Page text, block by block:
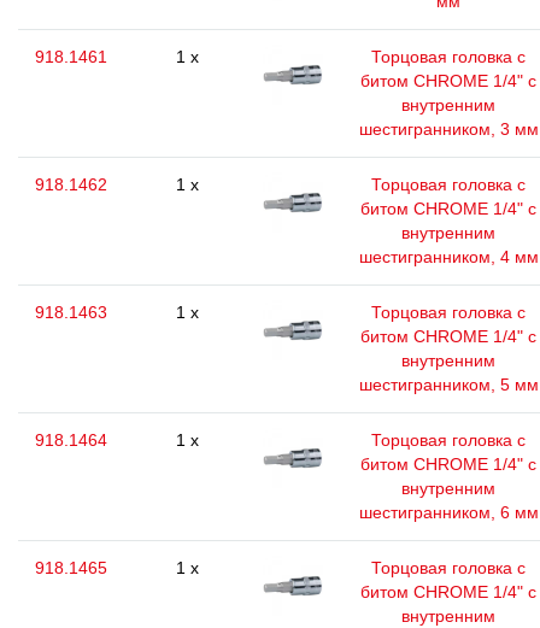
918.1461 1 x
Торцовая головка с
битом CHROME 1/4" с
внутренним
шестигранником, 3 мм
918.1462 1 x
Торцовая головка с
битом CHROME 1/4" с
внутренним
шестигранником, 4 мм
918.1463 1 x
Торцовая головка с
битом CHROME 1/4" с
внутренним
шестигранником, 5 мм
918.1464 1 x
Торцовая головка с
битом CHROME 1/4" с
внутренним
шестигранником, 6 мм
918.1465 1 x
Торцовая головка с
битом CHROME 1/4" с
внутренним